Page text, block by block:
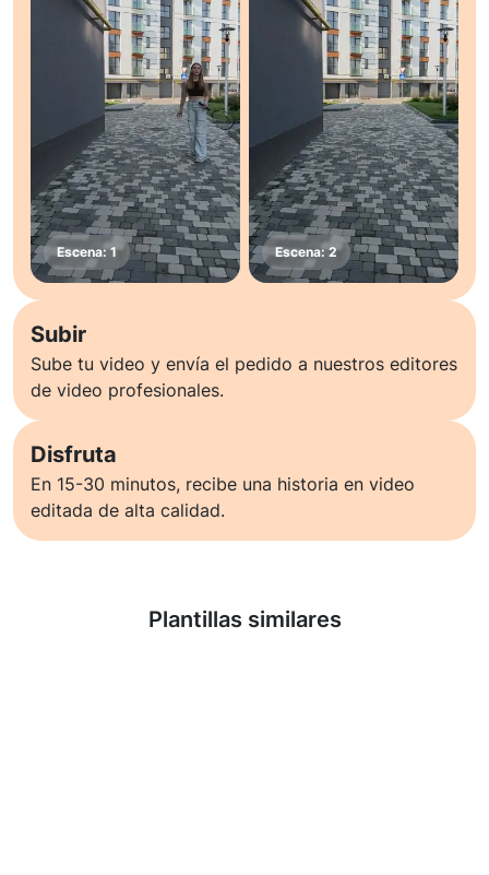
Subir
Sube tu video y envía el pedido a nuestros editores
de video profesionales.
Disfruta
En 15-30 minutos, recibe una historia en video
editada de alta calidad.
Plantillas similares
Saber más